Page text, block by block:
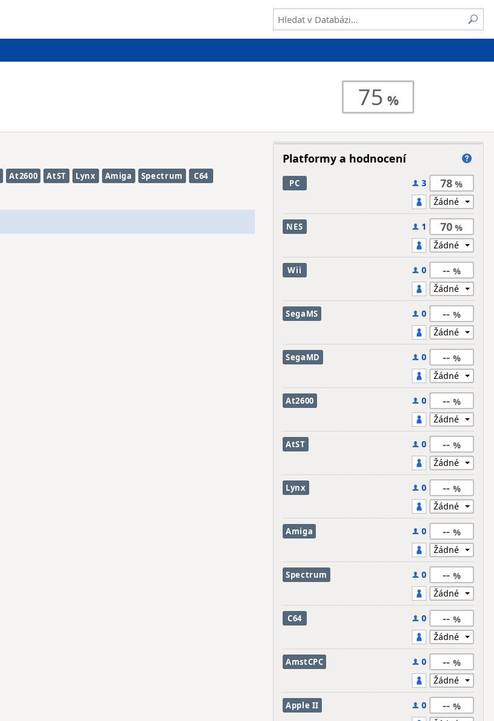
75
At2600 AtST Lynx Amiga Spectrum
C64
Platformy a hodnocení
PC 3 78
NES 1 70
Wii 0 --
SegaMS 0 --
SegaMD 0 --
At2600 0 --
AtST 0 --
Lynx 0 --
Amiga 0 --
Spectrum 0 --
C64 0 --
AmstCPC 0 --
Apple II 0 --